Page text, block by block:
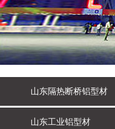
山东隔热断桥铝型材
山东工业铝型材